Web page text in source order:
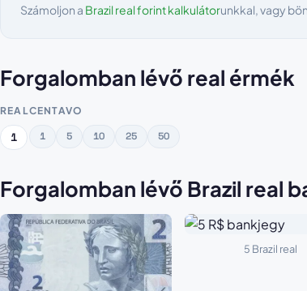
Számoljon a Brazil real forint kalkulátorunkkal, vagy
Forgalomban lévő real érmék
REAL
1
CENTAVO
1 5 10 25 50
Forgalomban lévő Brazil real
5 Brazil real